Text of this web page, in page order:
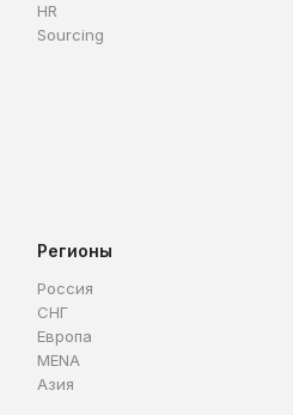
HR
Sourcing
Регионы
Россия
СНГ
Европа
MENA
Азия